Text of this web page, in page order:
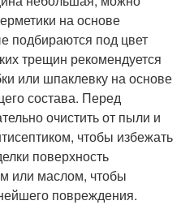
на основе
подбираются под цвет
трещин рекомендуется
или шпаклевку на основе
состава. Перед
очистить от пыли и
чтобы избежать
поверхность
или маслом, чтобы
повреждения.